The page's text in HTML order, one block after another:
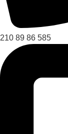
210 89 86 585